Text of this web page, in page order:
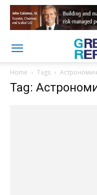
Home Tags
Tag: